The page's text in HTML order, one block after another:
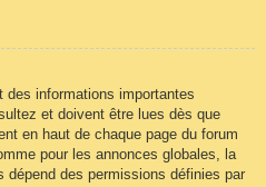
des informations importantes
et doivent être lues dès que
en haut de chaque page du forum
pour les annonces globales, la
dépend des permissions définies par